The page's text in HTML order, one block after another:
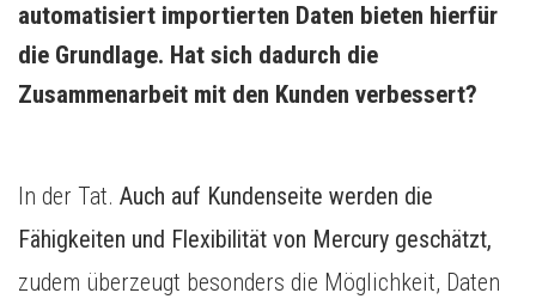
automatisiert importierten Daten bieten hierfür
die Grundlage. Hat sich dadurch die
Zusammenarbeit mit den Kunden verbessert?
In der Tat. Auch auf Kundenseite werden die
Fähigkeiten und Flexibilität von Mercury geschätzt,
zudem überzeugt besonders die Möglichkeit, Daten